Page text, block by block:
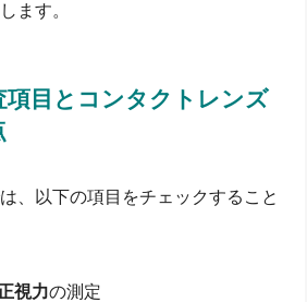
ます。
項目とコンタクトレンズ
、以下の項目をチェックすること
視力の測定